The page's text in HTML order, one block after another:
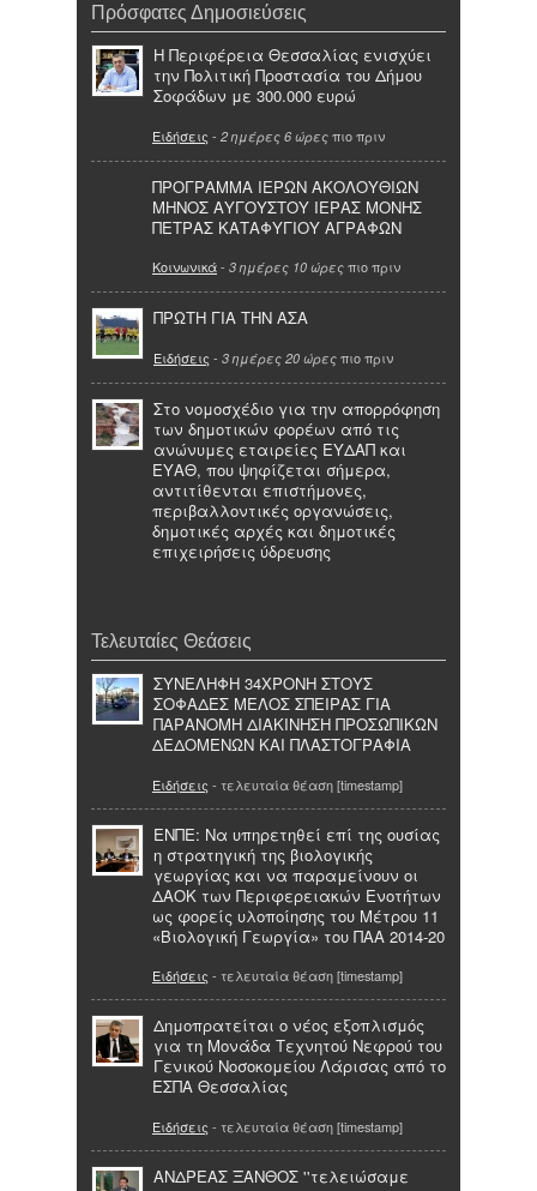
Πρόσφατες Δημοσιεύσεις
Η Περιφέρεια Θεσσαλίας ενισχύει
την Πολιτική Προστασία του Δήμου
Σοφάδων με 300.000 ευρώ
Ειδήσεις - 2 ημέρες 6 ώρες πιο πριν
ΠΡΟΓΡΑΜΜΑ ΙΕΡΩΝ ΑΚΟΛΟΥΘΙΩΝ
ΜΗΝΟΣ ΑΥΓΟΥΣΤΟΥ ΙΕΡΑΣ ΜΟΝΗΣ
ΠΕΤΡΑΣ ΚΑΤΑΦΥΓΙΟΥ ΑΓΡΑΦΩΝ
Κοινωνικά- 3 ημέρες 10 ώρες πιο πριν
ΠΡΩΤΗ ΓΙΑ ΤΗΝ ΑΣΑ
Ειδήσεις - 3 ημέρες 20 ώρες πιο πριν
Στο νομοσχέδιο για την απορρόφηση
των δημοτικών φορέων από τις
ανώνυμες εταιρείες ΕΥΔΑΠ και
ΕΥΑΘ, που ψηφίζεται σήμερα,
αντιτίθενται επιστήμονες,
περιβαλλοντικές οργανώσεις,
δημοτικές αρχές και δημοτικές
επιχειρήσεις ύδρευσης
Τελευταίες Θεάσεις
ΣΥΝΕΛΗΦΗ 34ΧΡΟΝΗ ΣΤΟΥΣ
ΣΟΦΑΔΕΣ ΜΕΛΟΣ ΣΠΕΙΡΑΣ ΓΙΑ
ΠΑΡΑΝΟΜΗ ΔΙΑΚΙΝΗΣΗ ΠΡΟΣΩΠΙΚΩΝ
ΔΕΔΟΜΕΝΩΝ ΚΑΙ ΠΛΑΣΤΟΓΡΑΦΙΑ
Ειδήσεις - τελευταία θέαση [timestamp]
ΕΝΠΕ: Να υπηρετηθεί επί της ουσίας
η στρατηγική της βιολογικής
γεωργίας και να παραμείνουν οι
ΔΑΟΚ των Περιφερειακών Ενοτήτων
ως φορείς υλοποίησης του Μέτρου 11
«Βιολογική Γεωργία» του ΠΑΑ 2014-20
Ειδήσεις - τελευταία θέαση [timestamp]
Δημοπρατείται ο νέος εξοπλισμός
για τη Μονάδα Τεχνητού Νεφρού του
Γενικού Νοσοκομείου Λάρισας από το
ΕΣΠΑ Θεσσαλίας
Ειδήσεις - τελευταία θέαση [timestamp]
ΑΝΔΡΕΑΣ ΞΑΝΘΟΣ ''τελειώσαμε